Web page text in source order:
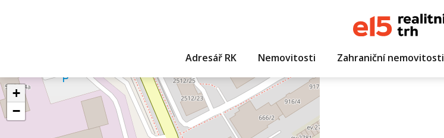
Adresář RK Nemovitosti Zahraniční nemovitosti
+
−